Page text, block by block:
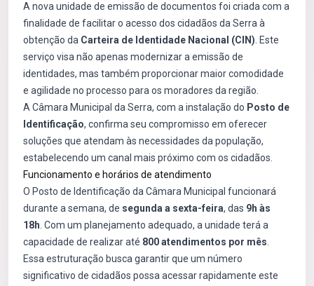
A nova unidade de emissão de documentos foi criada com a
finalidade de facilitar o acesso dos cidadãos da Serra à
obtenção da Carteira de Identidade Nacional (CIN) . Este
serviço visa não apenas modernizar a emissão de
identidades, mas também proporcionar maior comodidade
e agilidade no processo para os moradores da região.
A Câmara Municipal da Serra, com a instalação do Posto de
Identificação, confirma seu compromisso em oferecer
soluções que atendam às necessidades da população,
estabelecendo um canal mais próximo com os cidadãos.
Funcionamento e horários de atendimento
O Posto de Identificação da Câmara Municipal funcionará
durante a semana, de segunda a sexta-feira, das 9h às
18h . Com um planejamento adequado, a unidade terá a
capacidade de realizar até 800 atendimentos por mês
Essa estruturação busca garantir que um número
significativo de cidadãos possa acessar rapidamente este